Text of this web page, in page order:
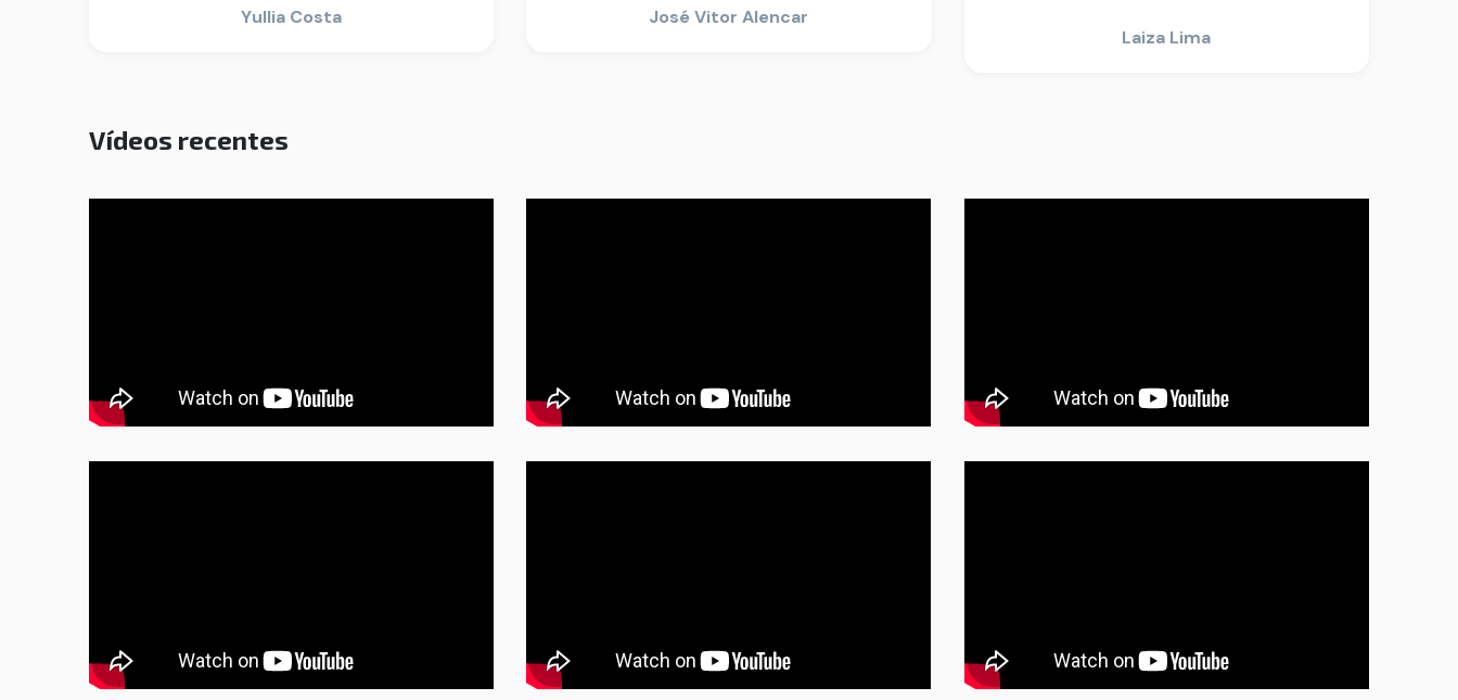
Yullia Costa José Vitor Alencar
Laiza Lima
Vídeos recentes